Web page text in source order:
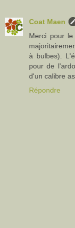
Coat Maen
Merci pour
à bulbes).
pour de
d'un calibre
Répondre